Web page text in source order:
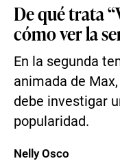
De qué trata
cómo ver la
En la segunda
animada de
debe investigar
popularidad.
Nelly Osco